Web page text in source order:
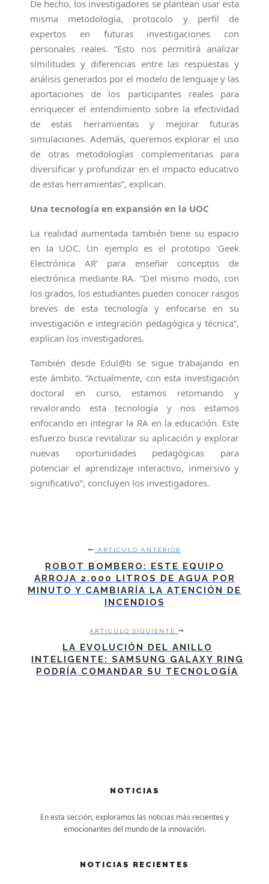
De hecho, los investigadores se plantean usar esta
misma metodología, protocolo y perfil de
expertos en futuras investigaciones con
personales reales. “Esto nos permitirá analizar
similitudes y diferencias entre las respuestas y
análisis generados por el modelo de lenguaje y las
aportaciones de los participantes reales para
enriquecer el entendimiento sobre la efectividad
de estas herramientas y mejorar futuras
simulaciones. Además, queremos explorar el uso
de otras metodologías complementarias para
diversificar y profundizar en el impacto educativo
de estas herramientas”, explican.
Una tecnología en expansión en la UOC
La realidad aumentada también tiene su espacio
en la UOC. Un ejemplo es el prototipo ‘Geek
Electrónica AR’ para enseñar conceptos de
electrónica mediante RA. “Del mismo modo, con
los grados, los estudiantes pueden conocer rasgos
breves de esta tecnología y enfocarse en su
investigación e integración pedagógica y técnica”,
explican los investigadores.
También desde Edul@b se sigue trabajando en
este ámbito. “Actualmente, con esta investigación
doctoral en curso, estamos retomando y
revalorando esta tecnología y nos estamos
enfocando en integrar la RA en la educación. Este
esfuerzo busca revitalizar su aplicación y explorar
nuevas oportunidades pedagógicas para
potenciar el aprendizaje interactivo, inmersivo y
significativo”, concluyen los investigadores.
ARTÍCULO ANTERIOR
ROBOT BOMBERO: ESTE EQUIPO
ARROJA 2.000 LITROS DE AGUA POR
MINUTO Y CAMBIARÍA LA ATENCIÓN DE
INCENDIOS
ARTÍCULO SIGUIENTE
LA EVOLUCIÓN DEL ANILLO
INTELIGENTE: SAMSUNG GALAXY RING
PODRÍA COMANDAR SU TECNOLOGÍA
NOTICIAS
En esta sección, exploramos las noticias más recientes y
emocionantes del mundo de la innovación.
NOTICIAS RECIENTES